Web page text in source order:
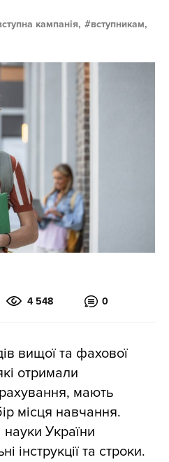
кампанія,
вступникам,
4 548 0
вищої та фахової
отримали
мають
місця навчання.
науки України
інструкції та строки.